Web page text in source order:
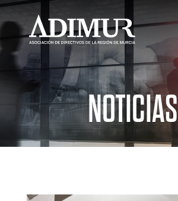
NOTICIAS